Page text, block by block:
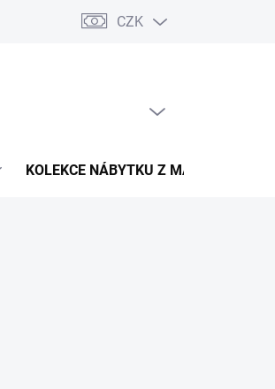
osobních údajů Pojištění zásilky
CZK
KOLEKCE NÁBYTKU Z MASIVU